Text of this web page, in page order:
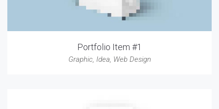
Portfolio Item #1
Graphic, Idea, Web Design